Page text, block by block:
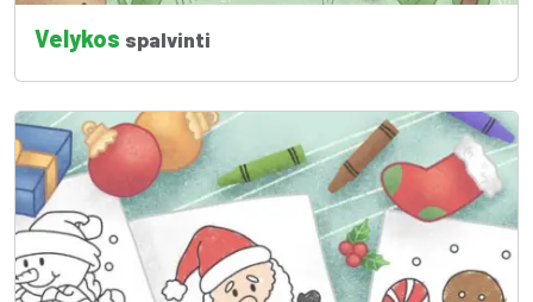
Velykos spalvinti